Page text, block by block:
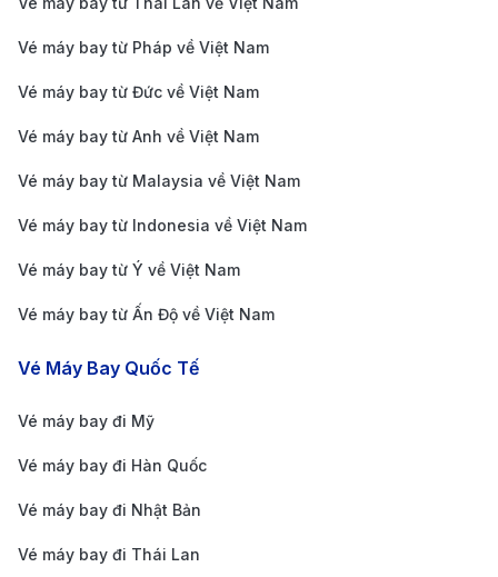
kiện đặc biệt. Bạn có thể theo dõi các trang web đặt
vé uy tín như 190 Booking để cập nhật thông tin về
các chương trình khuyến mãi và săn vé giá rẻ.
Lựa chọn giờ bay ngoài giờ cao điểm
Bay vào các khung giờ sáng sớm hoặc đêm muộn
chọn các chuyến bay ngoài giờ cao điểm để tiết kiệm
chi phí.
Vé máy bay đi Cần Thơ giá rẻ
Tại sao nên mua vé máy bay từ
Thanh Hóa đi Cần Thơ trên
190Booking?
Việc đặt vé qua190Booking
dàng tìm được vé máy bay từ Thanh Hóa đi Cần Thơ
Vé máy bay từ Pháp về Việt Nam
Vé máy bay từ Đức về Việt Nam
Vé máy bay từ Anh về Việt Nam
Vé máy bay từ Malaysia về Việt Nam
Vé máy bay từ Indonesia về Việt Nam
Vé máy bay từ Ý về Việt Nam
Vé máy bay từ Ấn Độ về Việt Nam
Vé Máy Bay Quốc Tế
Vé máy bay đi Mỹ
Vé máy bay đi Hàn Quốc
Vé máy bay đi Nhật Bản
Vé máy bay đi Thái Lan